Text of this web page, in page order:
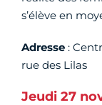
s’élève en
Adresse :
rue des Lilas
Jeudi 27